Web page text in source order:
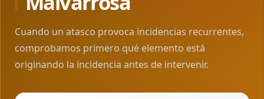
Cuando un atasco provoca incidencias recurrentes,
comprobamos primero qué elemento está
originando la incidencia antes de intervenir.